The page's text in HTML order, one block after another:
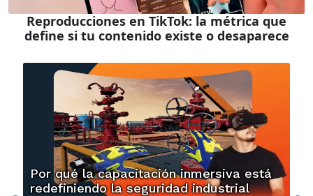
Reproducciones en TikTok: la métrica que
define si tu contenido existe o desaparece
Por qué la capacitación inmersiva está
redefiniendo la seguridad industrial